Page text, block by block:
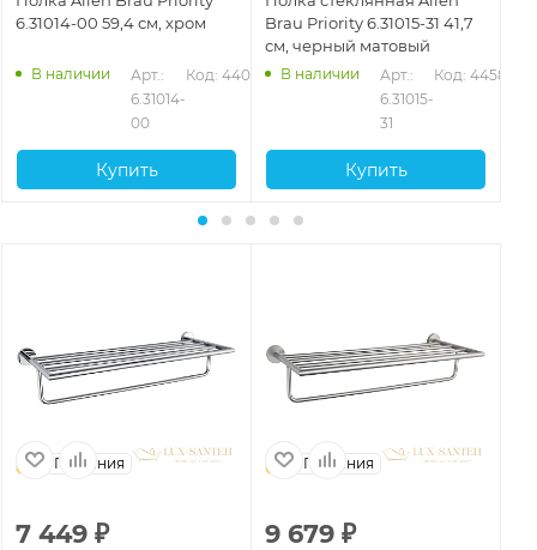
6.31014-00 59,4 см, хром
В наличии
Арт.:
6.31014-
00
Код: 44074
Купить
Brau Priority 6.31015-31 41,7
см, черный матовый
В наличии
Арт.:
6.31015-
31
Код: 44580
Купить
Германия
7 449 ₽
Германия
9 679 ₽